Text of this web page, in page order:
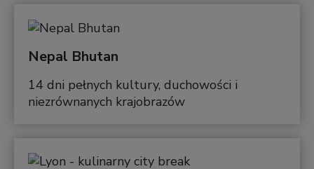
Nepal Bhutan
14 dni pełnych kultury, duchowości i
niezrównanych krajobrazów